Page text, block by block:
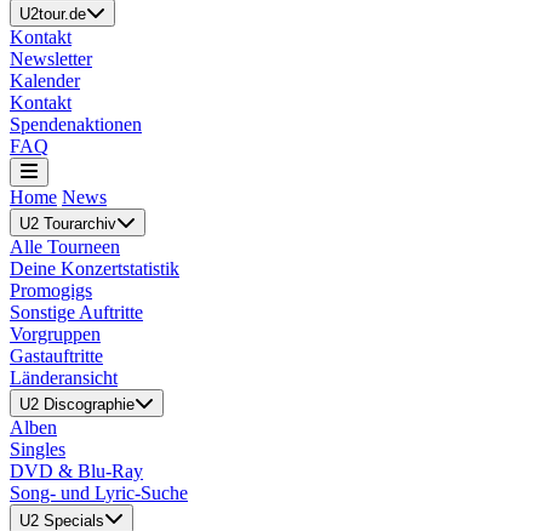
U2tour.de
Kontakt
Newsletter
Kalender
Kontakt
Spendenaktionen
FAQ
Home News
U2 Tourarchiv
Alle Tourneen
Deine Konzertstatistik
Promogigs
Sonstige Auftritte
Vorgruppen
Gastauftritte
Länderansicht
U2 Discographie
Alben
Singles
DVD & Blu-Ray
Song- und Lyric-Suche
U2 Specials